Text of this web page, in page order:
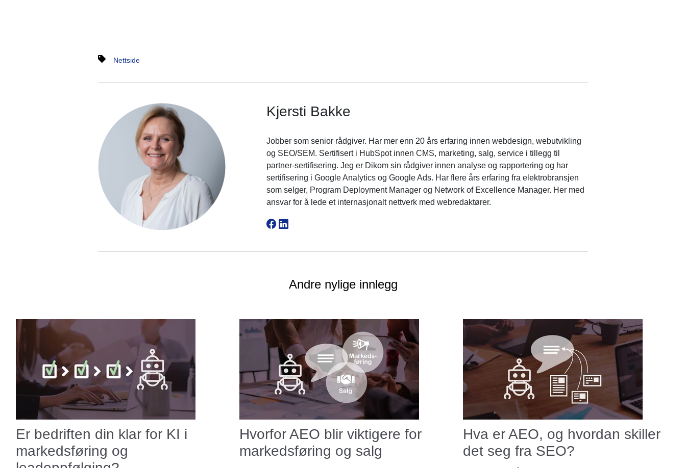
Nettside
Kjersti Bakke
Jobber som senior rådgiver. Har mer enn 20 års erfaring innen webdesign, webutvikling
og SEO/SEM. Sertifisert i HubSpot innen CMS, marketing, salg, service i tillegg til
partner-sertifisering. Jeg er Dikom sin rådgiver innen analyse og rapportering og har
sertifisering i Google Analytics og Google Ads. Har flere års erfaring fra elektrobransjen
som selger, Program Deployment Manager og Network of Excellence Manager. Her med
ansvar for å lede et internasjonalt nettverk med webredaktører.
Andre nylige innlegg
Er bedriften din klar for KI i
markedsføring og
Hvorfor AEO blir viktigere for
markedsføring og salg
Hva er AEO, og hvordan skiller
det seg fra SEO?